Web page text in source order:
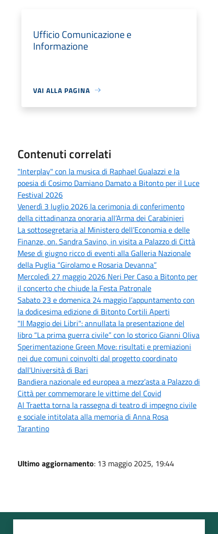
Ufficio Comunicazione e
Informazione
VAI ALLA PAGINA
Contenuti correlati
"Interplay" con la musica di Raphael Gualazzi e la
poesia di Cosimo Damiano Damato a Bitonto per il Luce
Festival 2026
Venerdì 3 luglio 2026 la cerimonia di conferimento
della cittadinanza onoraria all’Arma dei Carabinieri
La sottosegretaria al Ministero dell’Economia e delle
Finanze, on. Sandra Savino, in visita a Palazzo di Città
Mese di giugno ricco di eventi alla Galleria Nazionale
della Puglia “Girolamo e Rosaria Devanna”
Mercoledì 27 maggio 2026 Neri Per Caso a Bitonto per
il concerto che chiude la Festa Patronale
Sabato 23 e domenica 24 maggio l’appuntamento con
la dodicesima edizione di Bitonto Cortili Aperti
"Il Maggio dei Libri": annullata la presentazione del
libro “La prima guerra civile” con lo storico Gianni Oliva
Sperimentazione Green Move: risultati e premiazioni
nei due comuni coinvolti dal progetto coordinato
dall'Università di Bari
Bandiera nazionale ed europea a mezz’asta a Palazzo di
Città per commemorare le vittime del Covid
Al Traetta torna la rassegna di teatro di impegno civile
e sociale intitolata alla memoria di Anna Rosa
Tarantino
Ultimo aggiornamento: 13 maggio 2025, 19:44